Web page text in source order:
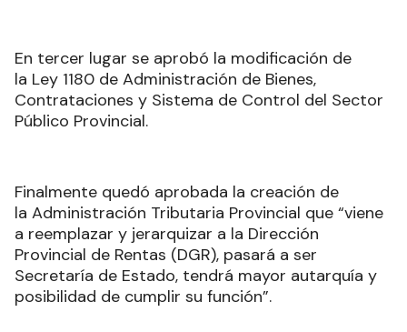
En tercer lugar se aprobó la modificación de
la Ley 1180 de Administración de Bienes,
Contrataciones y Sistema de Control del Sector
Público Provincial.
Finalmente quedó aprobada la creación de
la Administración Tributaria Provincial que “viene
a reemplazar y jerarquizar a la Dirección
Provincial de Rentas (DGR), pasará a ser
Secretaría de Estado, tendrá mayor autarquía y
posibilidad de cumplir su función”.